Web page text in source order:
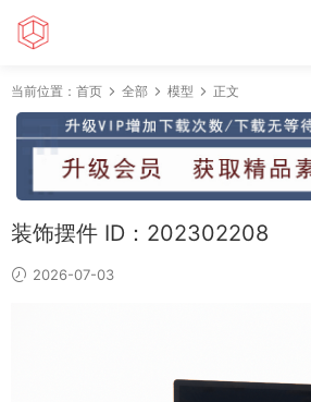
当前位置： 首页 全部 模型 正文
装饰摆件 ID：202302208
2026-07-03